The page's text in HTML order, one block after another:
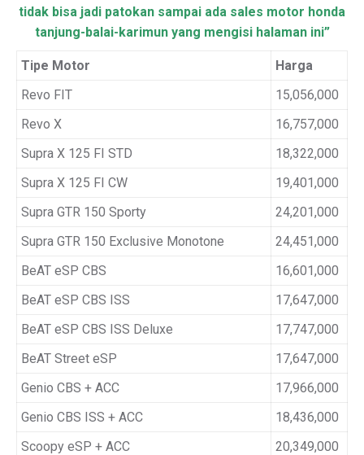
tidak bisa jadi patokan sampai ada sales motor honda
tanjung-balai-karimun yang mengisi halaman ini”
Tipe Motor
Harga
Revo FIT
15,056,000
Revo X
16,757,000
Supra X 125 FI STD
18,322,000
Supra X 125 FI CW
19,401,000
Supra GTR 150 Sporty
24,201,000
Supra GTR 150 Exclusive Monotone
24,451,000
BeAT eSP CBS
16,601,000
BeAT eSP CBS ISS
17,647,000
BeAT eSP CBS ISS Deluxe
17,747,000
BeAT Street eSP
17,647,000
Genio CBS + ACC
17,966,000
Genio CBS ISS + ACC
18,436,000
Scoopy eSP + ACC
20,349,000